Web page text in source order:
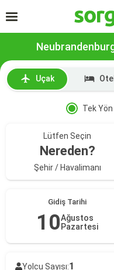
Uçak Otel
Tek Yön
Lütfen Seçin
Nereden?
Şehir / Havalimanı
Gidiş Tarihi
10Ağustos
Pazartesi
Yolcu Sayısı:1